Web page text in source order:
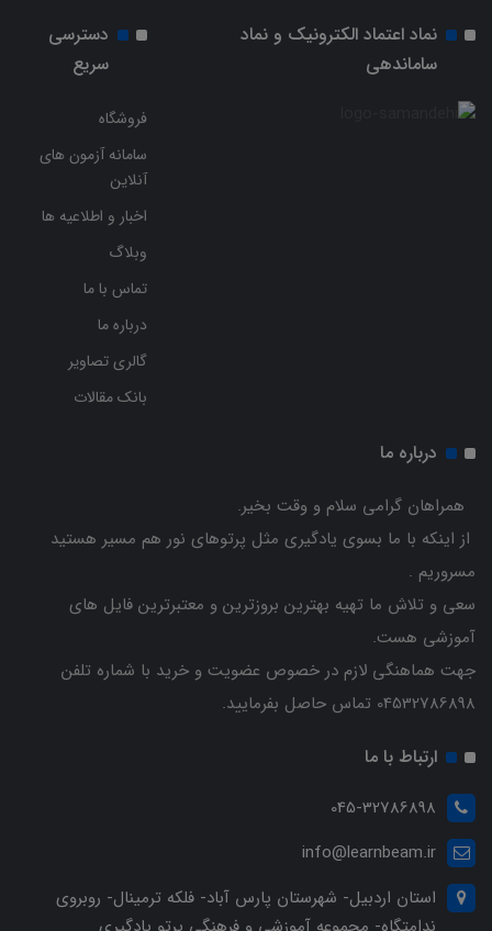
نماد اعتماد الکترونیک و نماد
ساماندهی
دسترسی
سریع
فروشگاه
سامانه آزمون های
آنلاین
اخبار و اطلاعیه ها
وبلاگ
تماس با ما
درباره ما
گالری تصاویر
بانک مقالات
درباره ما
همراهان گرامی سلام و وقت بخیر.
از اینکه با ما بسوی یادگیری مثل پرتوهای نور هم مسیر هستید
مسروریم .
سعی و تلاش ما تهیه بهترین بروزترین و معتبرترین فایل های
آموزشی هست.
جهت هماهنگی لازم در خصوص عضویت و خرید با شماره تلفن
04532786898 تماس حاصل بفرمایید.
ارتباط با ما
045-32786898
info@learnbeam.ir
استان اردبیل- شهرستان پارس آباد- فلکه ترمینال- روبروی